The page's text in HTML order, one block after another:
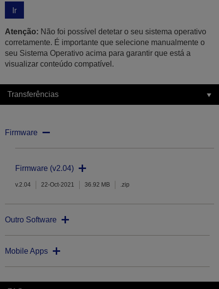
Ir
Atenção: Não foi possível detetar o seu sistema operativo
corretamente. É importante que selecione manualmente o
seu Sistema Operativo acima para garantir que está a
visualizar conteúdo compatível.
Transferências
Firmware
Firmware (v2.04)
v.2.04 22-Oct-2021 36.92 MB .zip
Outro Software
Mobile Apps